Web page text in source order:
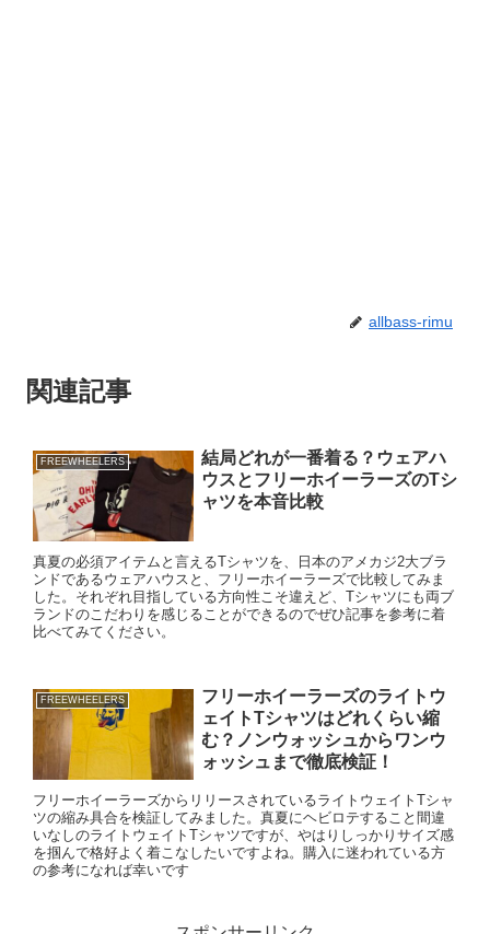
allbass-rimu
関連記事
FREEWHEELERS
結局どれが一番着る？ウェアハ
ウスとフリーホイーラーズのTシ
ャツを本音比較
真夏の必須アイテムと言えるTシャツを、日本のアメカジ2大ブラ
ンドであるウェアハウスと、フリーホイーラーズで比較してみま
した。それぞれ目指している方向性こそ違えど、Tシャツにも両ブ
ランドのこだわりを感じることができるのでぜひ記事を参考に着
比べてみてください。
FREEWHEELERS
フリーホイーラーズのライトウ
ェイトTシャツはどれくらい縮
む？ノンウォッシュからワンウ
ォッシュまで徹底検証！
フリーホイーラーズからリリースされているライトウェイトTシャ
ツの縮み具合を検証してみました。真夏にヘビロテすること間違
いなしのライトウェイトTシャツですが、やはりしっかりサイズ感
を掴んで格好よく着こなしたいですよね。購入に迷われている方
の参考になれば幸いです